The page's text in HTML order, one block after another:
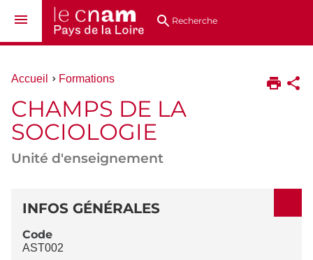
au
directsRecherche
Vous
ici :
Accueil Formations
CHAMPS DE LA
SOCIOLOGIE
Unité d'enseignement
DÉTAILS
INFOS GÉNÉRALES
Code
AST002